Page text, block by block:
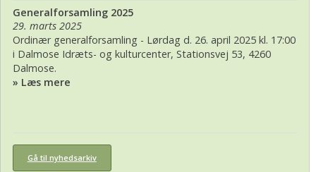
Generalforsamling 2025
29. marts 2025
Ordinær generalforsamling - Lørdag d. 26. april 2025 kl. 17:00
i Dalmose Idræts- og kulturcenter, Stationsvej 53, 4260
Dalmose.
» Læs mere
Gå til nyhedsarkiv